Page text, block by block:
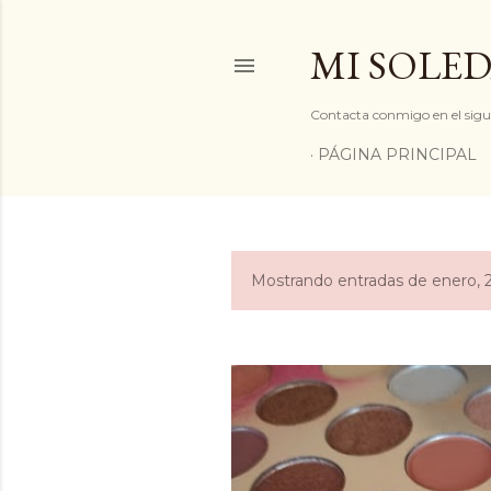
MI
Contacta conmigo en el
PÁGINA PRINCIPAL
E
r
a
Mostrando entradas de enero,